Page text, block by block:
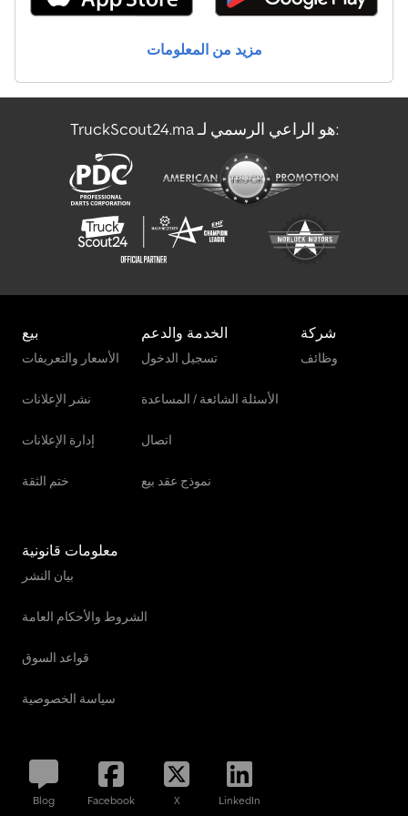
مزيد من المعلومات
TruckScout24.ma هو الراعي الرسمي لـ:
بيع
الأسعار والتعريفات
نشر الإعلانات
إدارة الإعلانات
ختم الثقة
الخدمة والدعم
تسجيل الدخول
الأسئلة الشائعة / المساعدة
اتصال
نموذج عقد بيع
شركة
وظائف
معلومات قانونية
بيان النشر
الشروط والأحكام العامة
قواعد السوق
سياسة الخصوصية
Blog Facebook X LinkedIn